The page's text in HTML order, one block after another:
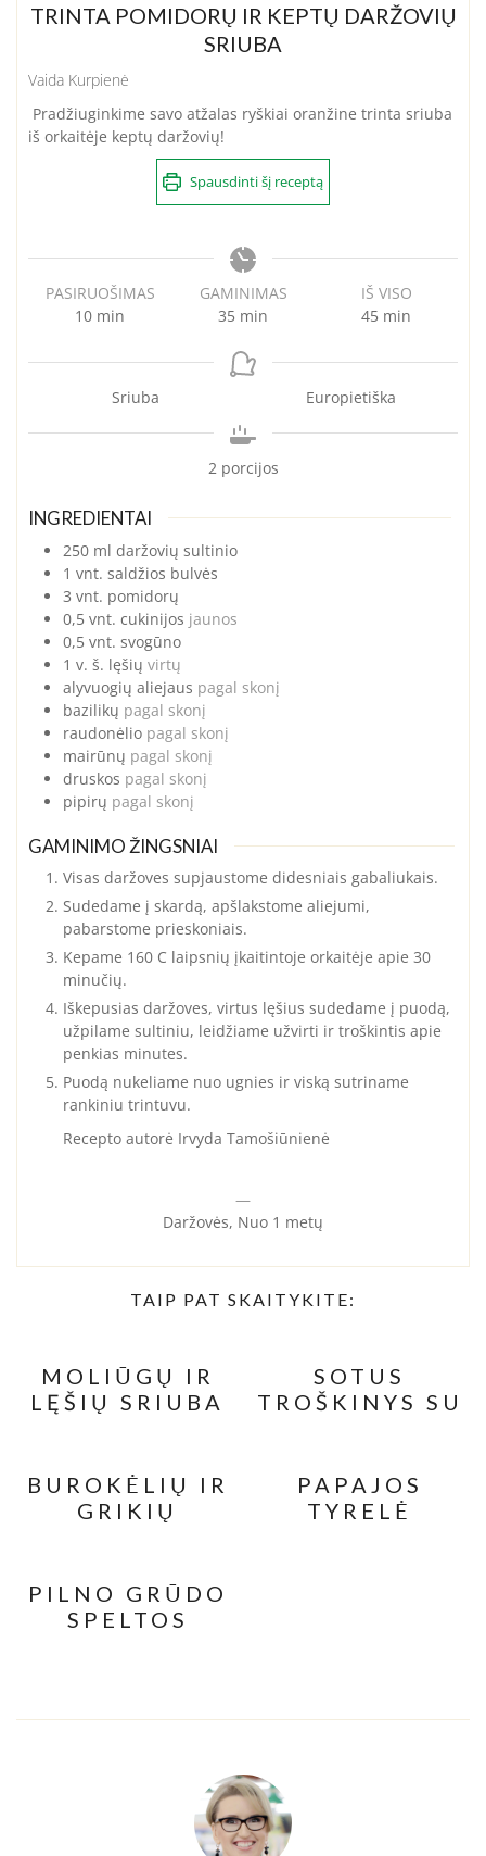
TRINTA POMIDORŲ IR KEPTŲ DARŽOVIŲ
SRIUBA
Vaida Kurpienė
Pradžiuginkime savo atžalas ryškiai oranžine trinta sriuba
iš orkaitėje keptų daržovių!
Spausdinti šį receptą
PASIRUOŠIMAS
10minutes
min
GAMINIMAS
35minutes
min
IŠ VISO
45minutes
min
Sriuba Europietiška
2 porcijos
INGREDIENTAI
250 ml daržovių sultinio
1 vnt. saldžios bulvės
3 vnt. pomidorų
0,5 vnt. cukinijos jaunos
0,5 vnt. svogūno
1 v. š. lęšių virtų
alyvuogių aliejaus pagal skonį
bazilikų pagal skonį
raudonėlio pagal skonį
mairūnų pagal skonį
druskos pagal skonį
pipirų pagal skonį
GAMINIMO ŽINGSNIAI
Visas daržoves supjaustome didesniais gabaliukais.
Sudedame į skardą, apšlakstome aliejumi,
pabarstome prieskoniais.
Kepame 160 C laipsnių įkaitintoje orkaitėje apie 30
minučių.
Iškepusias daržoves, virtus lęšius sudedame į puodą,
užpilame sultiniu, leidžiame užvirti ir troškintis apie
penkias minutes.
Puodą nukeliame nuo ugnies ir viską sutriname
rankiniu trintuvu.
Recepto autorė Irvyda Tamošiūnienė
—
Daržovės, Nuo 1 metų
TAIP PAT SKAITYKITE:
MOLIŪGŲ IR
LĘŠIŲ SRIUBA
SĖKLOMIS
SOTUS
TROŠKINYS SU
BUROKĖLIŲ IR
GRIKIŲ
PAPAJOS
TYRELĖ
PILNO GRŪDO
SPELTOS